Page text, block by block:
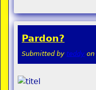
Pardon?
Submitted by teddy on